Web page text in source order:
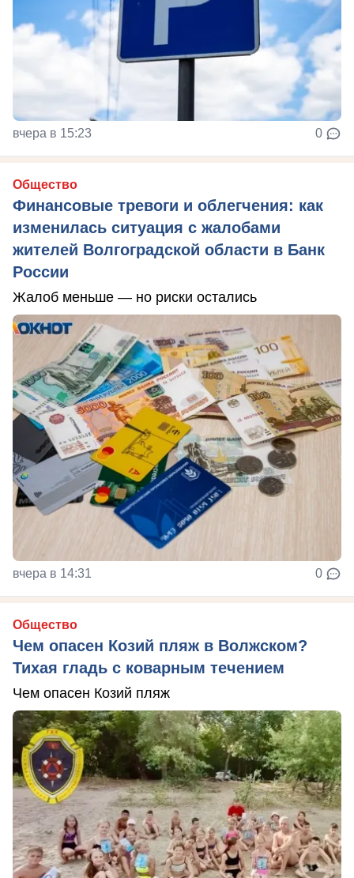
вчера в 15:23 0
Общество
Финансовые тревоги и облегчения: как
изменилась ситуация с жалобами
жителей Волгоградской области в Банк
России
Жалоб меньше — но риски остались
вчера в 14:31 0
Общество
Чем опасен Козий пляж в Волжском?
Тихая гладь с коварным течением
Чем опасен Козий пляж